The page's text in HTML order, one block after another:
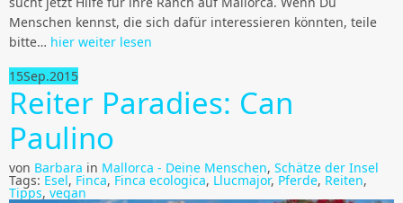
Menschen kennst, die sich dafür interessieren könnten, teile
bitte… hier weiter lesen
15Sep.2015
Reiter Paradies: Can
Paulino
von Barbara in Mallorca - Deine Menschen, Schätze der Insel
Tags: Esel, Finca, Finca ecologica, Llucmajor, Pferde, Reiten,
Tipps, vegan